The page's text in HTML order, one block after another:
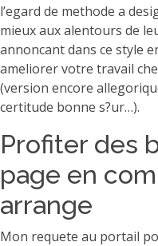
l’egard de methode a
mieux aux alentours de
annoncant dans ce style
ameliorer votre travail
(version encore
certitude bonne s?ur…).
Profiter des
page en
arrange
Mon requete au portail